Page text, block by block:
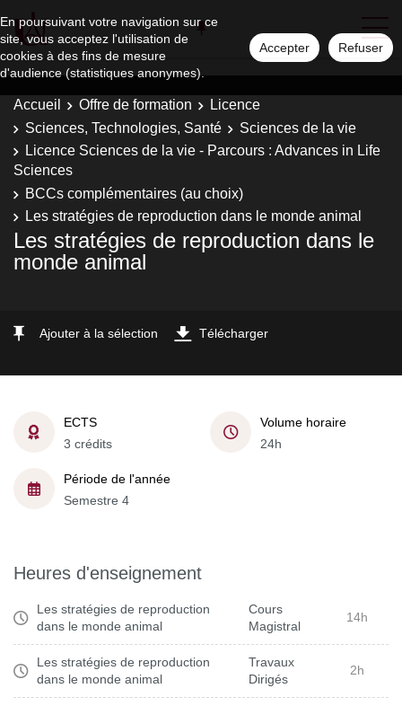
En poursuivant votre navigation sur ce
site, vous acceptez l'utilisation de
cookies à des fins de mesure
d'audience (statistiques anonymes).
Accepter Refuser
Accueil Offre de formation
Licence
Sciences, Technologies, Santé
Sciences de la vie
Licence Sciences de la vie - Parcours : Advances in Life
Sciences
BCCs complémentaires (au choix)
Les stratégies de reproduction dans le monde animal
Les stratégies de reproduction dans le
monde animal
Ajouter à la sélection Télécharger
ECTS
3 crédits
Volume horaire
24h
Période de l'année
Semestre 4
Heures d'enseignement
Les stratégies de reproduction
dans le monde animal
Cours
Magistral
14h
Les stratégies de reproduction
dans le monde animal
Travaux
Dirigés
2h